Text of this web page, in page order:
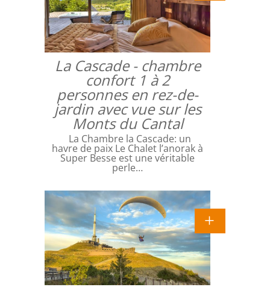
La Cascade - chambre
confort 1 à 2
personnes en rez-de-
jardin avec vue sur les
Monts du Cantal
La Chambre la Cascade: un
havre de paix Le Chalet l’anorak à
Super Besse est une véritable
perle…